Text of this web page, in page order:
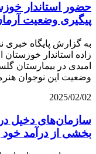
حضور استاندار
پیگیری وضعیت
به گزارش پایگاه خبری
زاده استاندار
امیدی در بیمارستان
وضعيت این نوجوان
2025/02/02
سازمان‌های دخیل
بخشی از درآمد